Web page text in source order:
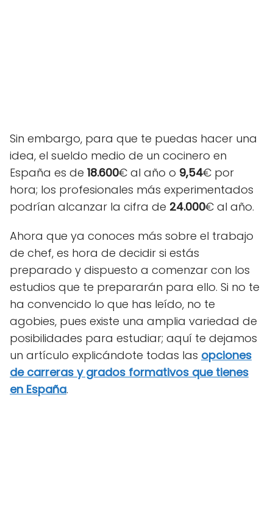
Sin embargo, para que te puedas hacer una
idea, el sueldo medio de un cocinero en
España es de 18.600€ al año o 9,54€ por
hora; los profesionales más experimentados
podrían alcanzar la cifra de 24.000€ al año.
Ahora que ya conoces más sobre el trabajo
de chef, es hora de decidir si estás
preparado y dispuesto a comenzar con los
estudios que te prepararán para ello. Si no te
ha convencido lo que has leído, no te
agobies, pues existe una amplia variedad de
posibilidades para estudiar; aquí te dejamos
un artículo explicándote todas las opciones
de carreras y grados formativos que tienes
en España.